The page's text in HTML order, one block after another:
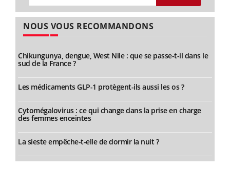
NOUS VOUS RECOMMANDONS
Chikungunya, dengue, West Nile : que se passe-t-il dans le
sud de la France ?
Les médicaments GLP-1 protègent-ils aussi les os ?
Cytomégalovirus : ce qui change dans la prise en charge
des femmes enceintes
La sieste empêche-t-elle de dormir la nuit ?